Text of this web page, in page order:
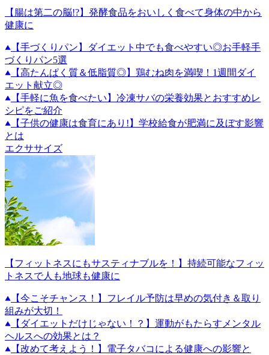
【腸は第二の脳!?】発酵食品をおいしく食べて身体の中から
健康に
【手づくりパン】ダイエット中でも食べやすい◎お手軽手
づくりパン5選
【高たんぱく質＆低脂質◎】鶏むね肉を満喫！1週間ダイ
エット献立◎
【手軽に魚を食べたい】冷凍サバの栄養効果とおすすめレ
シピをご紹介
【子供の健康は食育にあり!】学校給食が肥満に及ぼす影響
とは
エクササイズ
【フィットネスにもサスティナブルを！】持続可能なフィッ
トネスで人も地球も健康に
【今こそチャンス！】フレイル予防は早めの気付き＆取り
組みが大切！
【ダイエットだけじゃない！？】運動がもたらすメンタル
ヘルスへの効果とは？
【改めて考えよう！】電子タバコによる健康への影響と